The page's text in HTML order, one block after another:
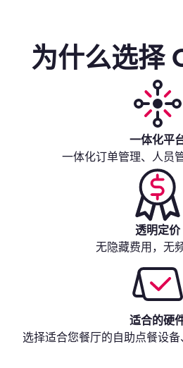
为什么选择
一体化平
一体化订单管理、人员
透明定价
无隐藏费用，无
适合的硬
选择适合您餐厅的自助点餐设